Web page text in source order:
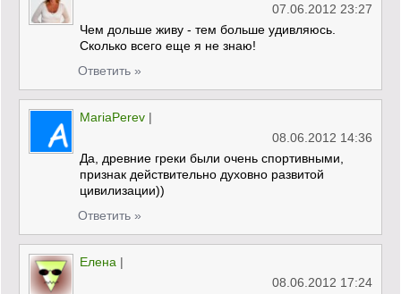
07.06.2012 23:27
Чем дольше живу - тем больше удивляюсь.
Сколько всего еще я не знаю!
Ответить »
MariaPerev |
08.06.2012 14:36
Да, древние греки были очень спортивными,
признак действительно духовно развитой
цивилизации))
Ответить »
Елена |
08.06.2012 17:24